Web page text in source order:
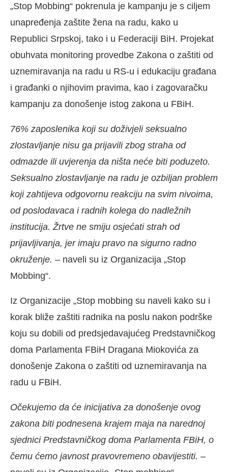
„Stop Mobbing“ pokrenula je kampanju je s ciljem
unapređenja zaštite žena na radu, kako u
Republici Srpskoj, tako i u Federaciji BiH. Projekat
obuhvata monitoring provedbe Zakona o zaštiti od
uznemiravanja na radu u RS-u i edukaciju građana
i građanki o njihovim pravima, kao i zagovaračku
kampanju za donošenje istog zakona u FBiH.
76% zaposlenika koji su doživjeli seksualno
zlostavljanje nisu ga prijavili zbog straha od
odmazde ili uvjerenja da ništa neće biti poduzeto.
Seksualno zlostavljanje na radu je ozbiljan problem
koji zahtijeva odgovornu reakciju na svim nivoima,
od poslodavaca i radnih kolega do nadležnih
institucija. Žrtve ne smiju osjećati strah od
prijavljivanja, jer imaju pravo na sigurno radno
okruženje. – naveli su iz Organizacija „Stop
Mobbing“.
Iz Organizacije „Stop mobbing su naveli kako su i
korak bliže zaštiti radnika na poslu nakon podrške
koju su dobili od predsjedavajućeg Predstavničkog
doma Parlamenta FBiH Dragana Miokovića za
donošenje Zakona o zaštiti od uznemiravanja na
radu u FBiH.
Očekujemo da će inicijativa za donošenje ovog
zakona biti podnesena krajem maja na narednoj
sjednici Predstavničkog doma Parlamenta FBiH, o
čemu ćemo javnost pravovremeno obavijestiti. –